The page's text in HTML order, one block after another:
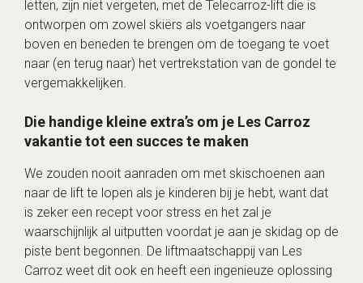
letten, zijn niet vergeten, met de Telecarroz-lift die is
ontworpen om zowel skiërs als voetgangers naar
boven en beneden te brengen om de toegang te voet
naar (en terug naar) het vertrekstation van de gondel te
vergemakkelijken.
Die handige kleine extra’s om je Les Carroz
vakantie tot een succes te maken
We zouden nooit aanraden om met skischoenen aan
naar de lift te lopen als je kinderen bij je hebt, want dat
is zeker een recept voor stress en het zal je
waarschijnlijk al uitputten voordat je aan je skidag op de
piste bent begonnen. De liftmaatschappij van Les
Carroz weet dit ook en heeft een ingenieuze oplossing